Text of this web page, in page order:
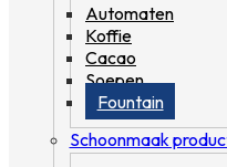
Automaten
Koffie
Cacao
Soepen
Fountain
Schoonmaak